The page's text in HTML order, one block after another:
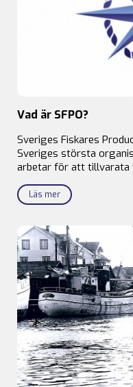
Vad är SFPO?
Sveriges Fiskares
Sveriges största
arbetar för att tillvarata
Läs mer